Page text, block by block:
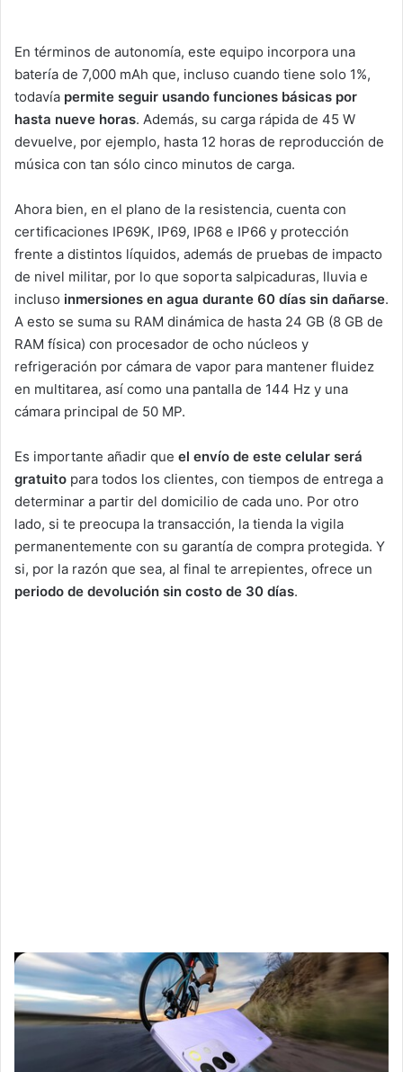
En términos de autonomía, este equipo incorpora una
batería de 7,000 mAh que, incluso cuando tiene solo 1%,
todavía permite seguir usando funciones básicas por
hasta nueve horas. Además, su carga rápida de 45 W
devuelve, por ejemplo, hasta 12 horas de reproducción de
música con tan sólo cinco minutos de carga.
Ahora bien, en el plano de la resistencia, cuenta con
certificaciones IP69K, IP69, IP68 e IP66 y protección
frente a distintos líquidos, además de pruebas de impacto
de nivel militar, por lo que soporta salpicaduras, lluvia e
incluso inmersiones en agua durante 60 días sin dañarse.
A esto se suma su RAM dinámica de hasta 24 GB (8 GB de
RAM física) con procesador de ocho núcleos y
refrigeración por cámara de vapor para mantener fluidez
en multitarea, así como una pantalla de 144 Hz y una
cámara principal de 50 MP.
Es importante añadir que el envío de este celular será
gratuito para todos los clientes, con tiempos de entrega a
determinar a partir del domicilio de cada uno. Por otro
lado, si te preocupa la transacción, la tienda la vigila
permanentemente con su garantía de compra protegida. Y
si, por la razón que sea, al final te arrepientes, ofrece un
periodo de devolución sin costo de 30 días.